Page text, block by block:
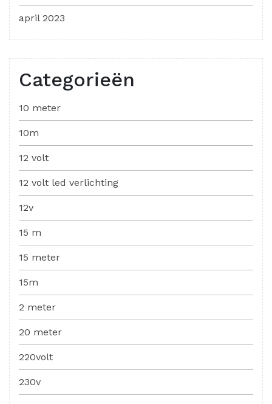
april 2023
Categorieën
10 meter
10m
12 volt
12 volt led verlichting
12v
15 m
15 meter
15m
2 meter
20 meter
220volt
230v